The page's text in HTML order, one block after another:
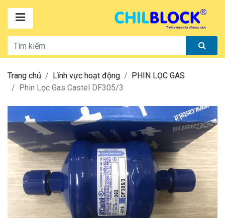
Trang chủ Lĩnh vực hoạt động
PHIN LỌC GAS
Phin Lọc Gas Castel DF305/3